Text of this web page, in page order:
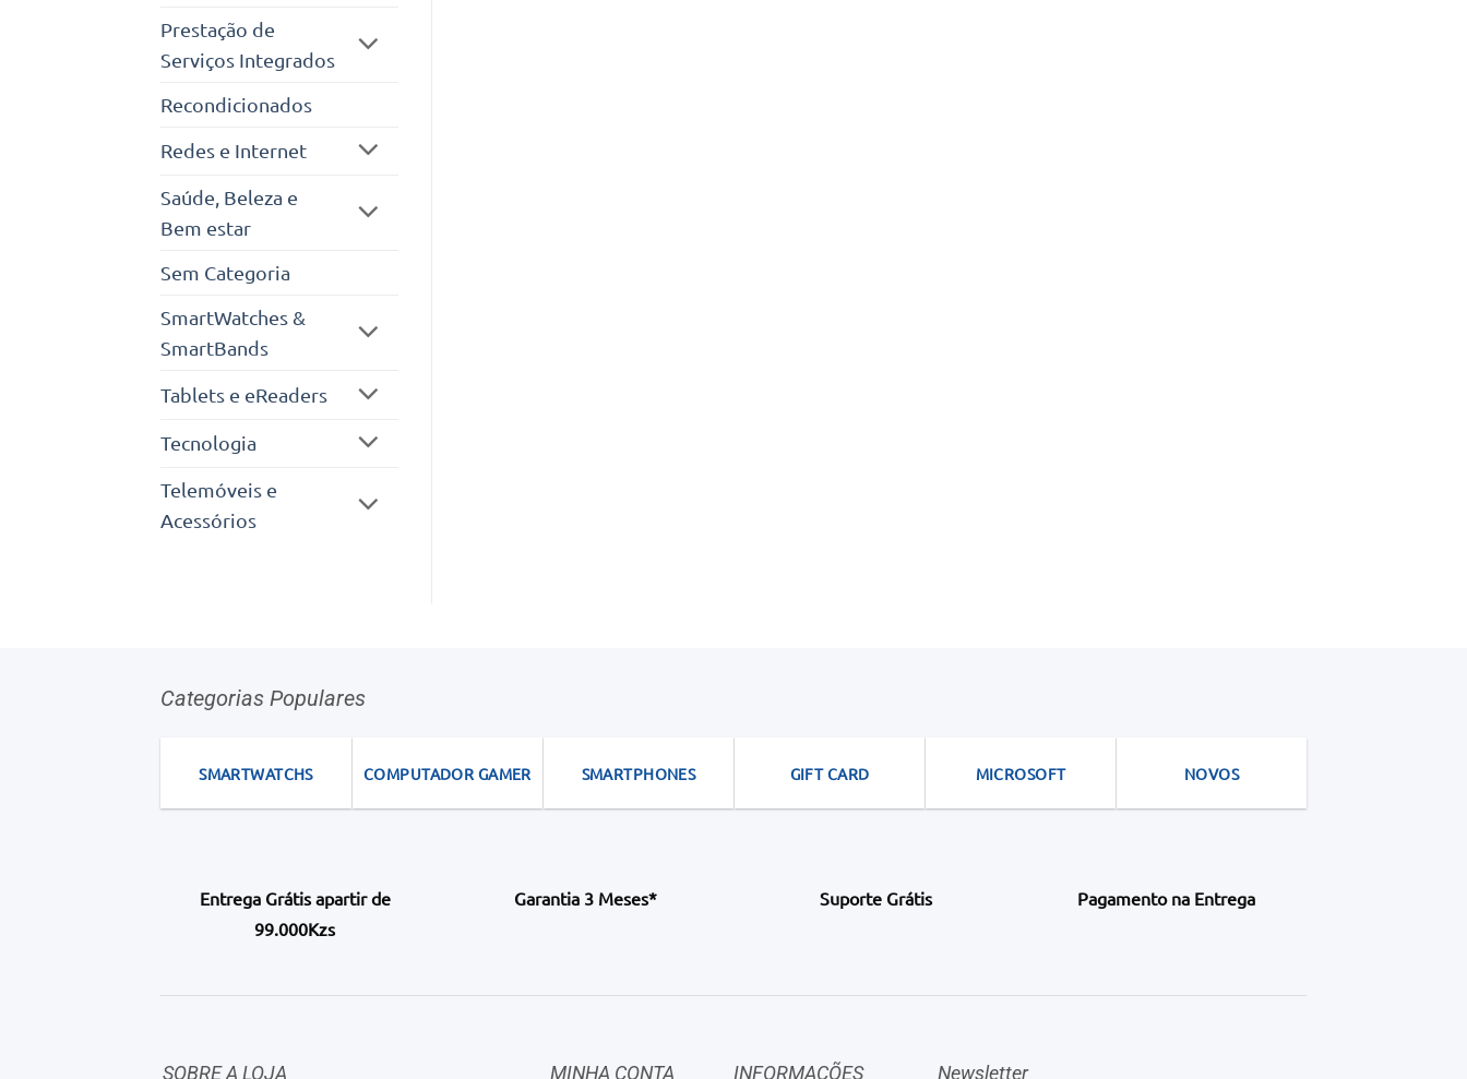
Prestação de
Serviços Integrados
Recondicionados
Redes e Internet
Saúde, Beleza e
Bem estar
Sem Categoria
SmartWatches &
SmartBands
Tablets e eReaders
Tecnologia
Telemóveis e
Acessórios
Categorias Populares
SMARTWATCHS COMPUTADOR GAMER SMARTPHONES GIFT CARD MICROSOFT NOVOS
Entrega Grátis apartir de
99.000Kzs
Garantia 3 Meses* Suporte Grátis Pagamento na Entrega
SOBRE A LOJA MINHA CONTA INFORMAÇÕES Newsletter